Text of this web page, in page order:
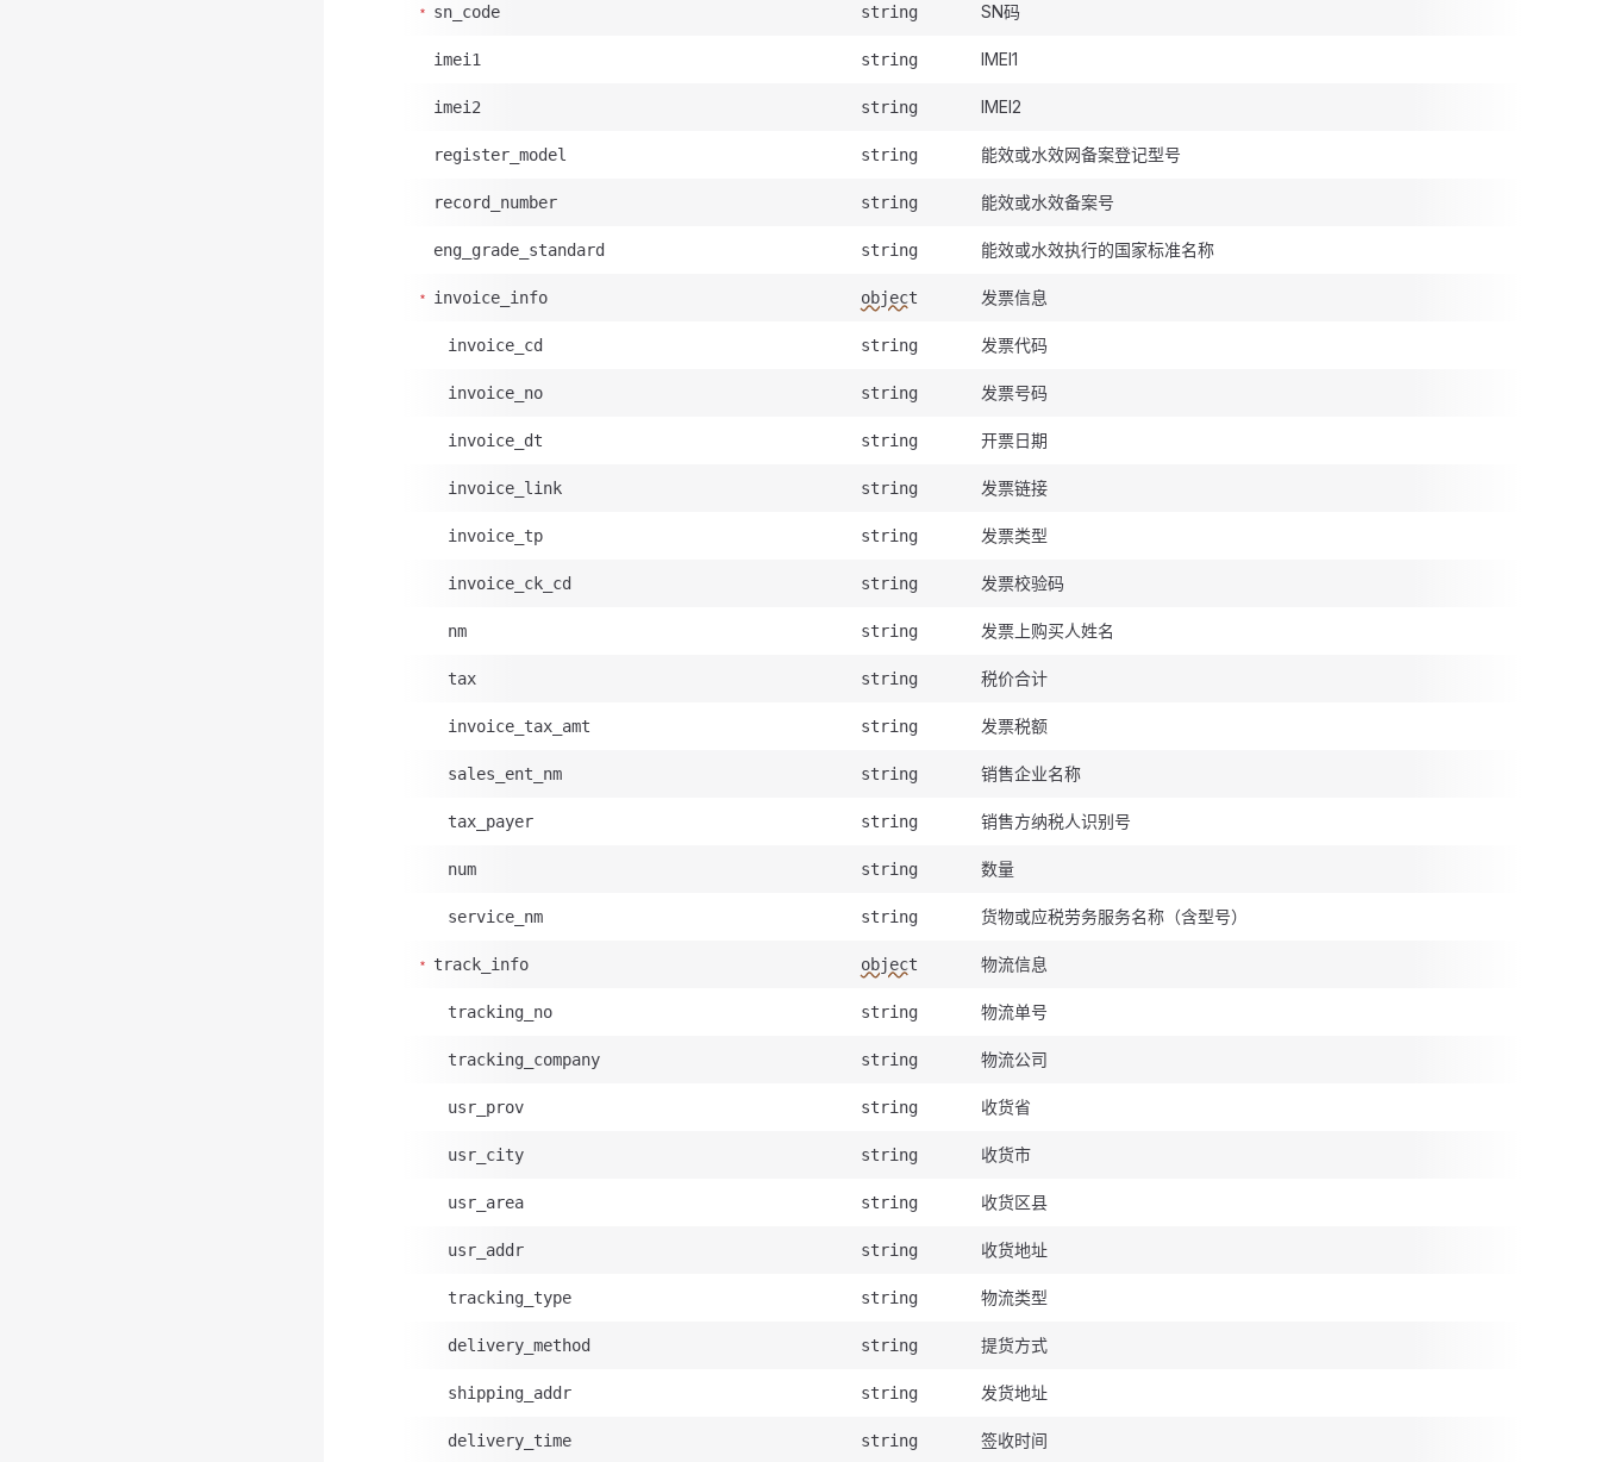
sn_code string SN码
imei1 string IMEI1
imei2 string IMEI2
register_model string 能效或水效网备案登记型号
record_number string 能效或水效备案号
eng_grade_standard string 能效或水效执行的国家标准名称
invoice_info object 发票信息
invoice_cd string 发票代码
invoice_no string 发票号码
invoice_dt string 开票日期
invoice_link string 发票链接
invoice_tp string 发票类型
invoice_ck_cd string 发票校验码
nm string 发票上购买人姓名
tax string 税价合计
invoice_tax_amt string 发票税额
sales_ent_nm string 销售企业名称
tax_payer string 销售方纳税人识别号
num string 数量
service_nm string 货物或应税劳务服务名称（含型号）
track_info object 物流信息
tracking_no string 物流单号
tracking_company string 物流公司
usr_prov string 收货省
usr_city string 收货市
usr_area string 收货区县
usr_addr string 收货地址
tracking_type string 物流类型
delivery_method string 提货方式
shipping_addr string 发货地址
delivery_time string 签收时间